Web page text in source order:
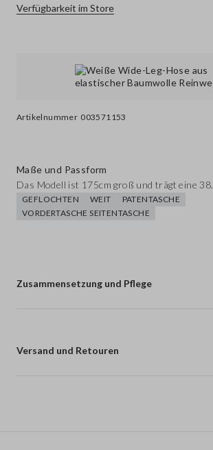
Artikelnummer 003571153
Verfügbarkeit im Store
Maße und Passform
Das Modell ist 175cm groß und trägt eine 38.
GEFLOCHTEN WEIT
PATENTASCHE
VORDERTASCHE SEITENTASCHE
Zusammensetzung und Pflege
Versand und Retouren